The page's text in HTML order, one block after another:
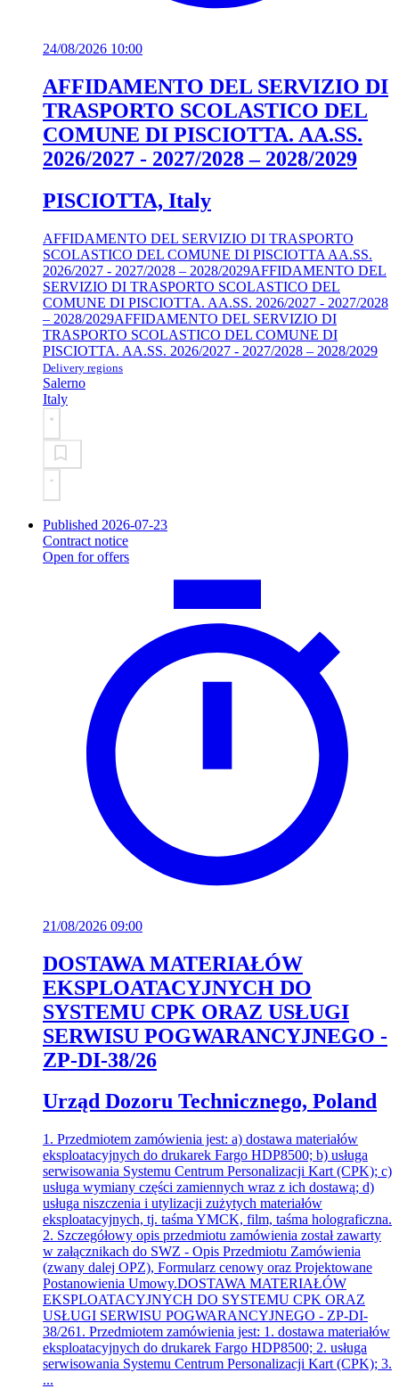
24/08/2026 10:00
AFFIDAMENTO DEL SERVIZIO DI
TRASPORTO SCOLASTICO DEL
COMUNE DI PISCIOTTA. AA.SS.
2026/2027 - 2027/2028 – 2028/2029
PISCIOTTA, Italy
AFFIDAMENTO DEL SERVIZIO DI TRASPORTO
SCOLASTICO DEL COMUNE DI PISCIOTTA AA.SS.
2026/2027 - 2027/2028 – 2028/2029AFFIDAMENTO DEL
SERVIZIO DI TRASPORTO SCOLASTICO DEL
COMUNE DI PISCIOTTA. AA.SS. 2026/2027 - 2027/2028
– 2028/2029AFFIDAMENTO DEL SERVIZIO DI
TRASPORTO SCOLASTICO DEL COMUNE DI
PISCIOTTA. AA.SS. 2026/2027 - 2027/2028 – 2028/2029
Delivery regions
Salerno
Italy
Published 2026-07-23
Contract notice
Open for offers
21/08/2026 09:00
DOSTAWA MATERIAŁÓW
EKSPLOATACYJNYCH DO
SYSTEMU CPK ORAZ USŁUGI
SERWISU POGWARANCYJNEGO -
ZP-DI-38/26
Urząd Dozoru Technicznego, Poland
1. Przedmiotem zamówienia jest: a) dostawa materiałów
eksploatacyjnych do drukarek Fargo HDP8500; b) usługa
serwisowania Systemu Centrum Personalizacji Kart (CPK); c)
usługa wymiany części zamiennych wraz z ich dostawą; d)
usługa niszczenia i utylizacji zużytych materiałów
eksploatacyjnych, tj. taśma YMCK, film, taśma holograficzna.
2. Szczegółowy opis przedmiotu zamówienia został zawarty
w załącznikach do SWZ - Opis Przedmiotu Zamówienia
(zwany dalej OPZ), Formularz cenowy oraz Projektowane
Postanowienia Umowy.DOSTAWA MATERIAŁÓW
EKSPLOATACYJNYCH DO SYSTEMU CPK ORAZ
USŁUGI SERWISU POGWARANCYJNEGO - ZP-DI-
38/261. Przedmiotem zamówienia jest: 1. dostawa materiałów
eksploatacyjnych do drukarek Fargo HDP8500; 2. usługa
serwisowania Systemu Centrum Personalizacji Kart (CPK); 3.
...